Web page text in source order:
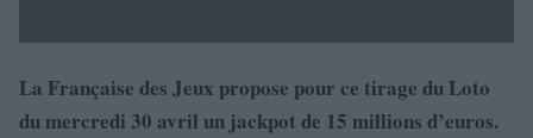
La Française des Jeux propose pour ce tirage du Loto
du mercredi 30 avril un jackpot de 15 millions d’euros.